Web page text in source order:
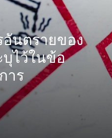
นตรายของ
บุไว้ในข้อ
าร